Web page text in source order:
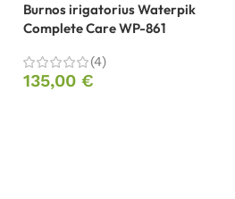
Burnos irigatorius Waterpik
Complete Care WP-861
(4)
135,00 €